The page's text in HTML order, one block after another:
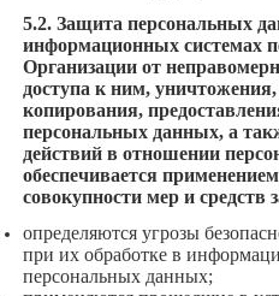
5.2. Защита персональных
информационных системах
Организации от
доступа к ним,
копирования,
персональных данных, а
действий в отношении
обеспечивается
совокупности мер и средств
определяются угрозы
при их обработке в
персональных данных;